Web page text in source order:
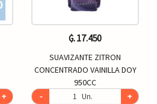
+
₲. 17.450
SUAVIZANTE ZITRON
CONCENTRADO VAINILLA DOY
950CC
-
Un. +